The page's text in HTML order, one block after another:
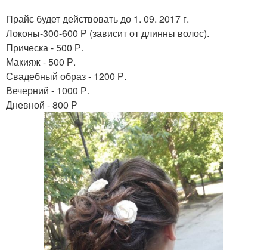
Прайс будет действовать до 1. 09. 2017 г.
Локоны-300-600 Р (зависит от длинны волос).
Прическа - 500 Р.
Макияж - 500 Р.
Свадебный образ - 1200 Р.
Вечерний - 1000 Р.
Дневной - 800 Р